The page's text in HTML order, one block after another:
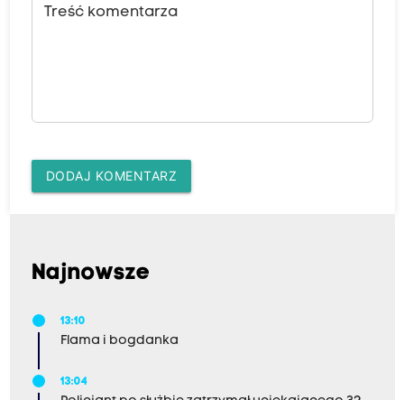
Treść komentarza
DODAJ KOMENTARZ
Najnowsze
13:10
Flama i bogdanka
13:04